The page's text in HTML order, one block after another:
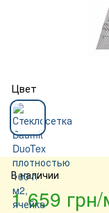
Цвет
В наличии
1 659 грн/